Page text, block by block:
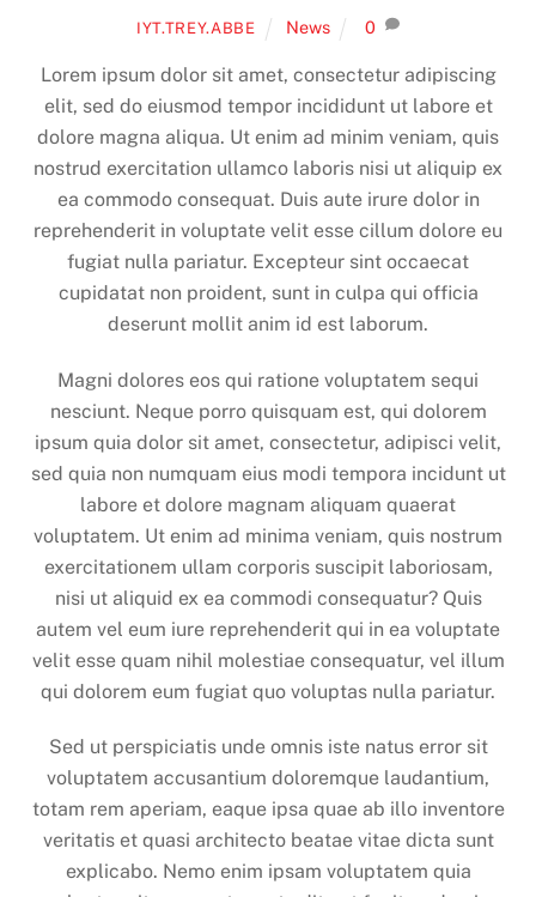
IYT.TREY.ABBE News 0
Lorem ipsum dolor sit amet, consectetur adipiscing
elit, sed do eiusmod tempor incididunt ut labore et
dolore magna aliqua. Ut enim ad minim veniam, quis
nostrud exercitation ullamco laboris nisi ut aliquip ex
ea commodo consequat. Duis aute irure dolor in
reprehenderit in voluptate velit esse cillum dolore eu
fugiat nulla pariatur. Excepteur sint occaecat
cupidatat non proident, sunt in culpa qui officia
deserunt mollit anim id est laborum.
Magni dolores eos qui ratione voluptatem sequi
nesciunt. Neque porro quisquam est, qui dolorem
ipsum quia dolor sit amet, consectetur, adipisci velit,
sed quia non numquam eius modi tempora incidunt ut
labore et dolore magnam aliquam quaerat
voluptatem. Ut enim ad minima veniam, quis nostrum
exercitationem ullam corporis suscipit laboriosam,
nisi ut aliquid ex ea commodi consequatur? Quis
autem vel eum iure reprehenderit qui in ea voluptate
velit esse quam nihil molestiae consequatur, vel illum
qui dolorem eum fugiat quo voluptas nulla pariatur.
Sed ut perspiciatis unde omnis iste natus error sit
voluptatem accusantium doloremque laudantium,
totam rem aperiam, eaque ipsa quae ab illo inventore
veritatis et quasi architecto beatae vitae dicta sunt
explicabo. Nemo enim ipsam voluptatem quia